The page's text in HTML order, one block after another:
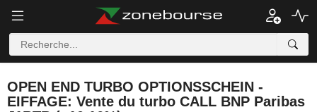
OPEN END TURBO OPTIONSSCHEIN -
EIFFAGE: Vente du turbo CALL BNP Paribas